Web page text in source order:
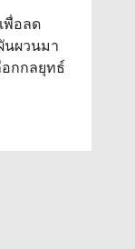
พื่อลด
ผวนมา
อกกลยุทธ์